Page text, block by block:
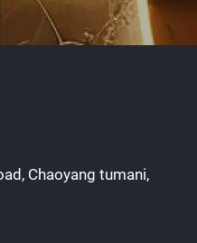
Chaoyang tumani,